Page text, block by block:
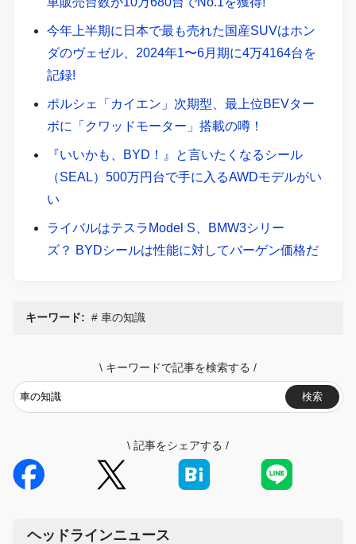
今年上半期に日本で最も売れた国産SUVはホン
ダのヴェゼル、2024年1〜6月期に4万4164台を
記録!
ポルシェ「カイエン」次期型、最上位BEVター
ボに「クワッドモーター」搭載の噂！
『いいかも、BYD！』と言いたくなるシール
（SEAL）500万円台で手に入るAWDモデルがい
い
ライバルはテスラModel S、BMW3シリー
ズ？ BYDシールは性能に対してバーゲン価格だ
キーワード: 車の知識
\ キーワードで記事を検索する /
検索
\ 記事をシェアする /
ヘッドラインニュース